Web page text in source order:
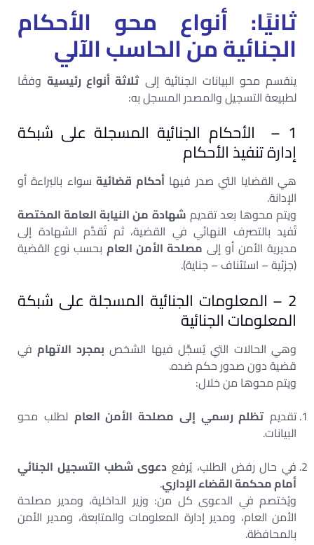
ثانيًا: أنواع محو الأحكام
الجنائية من الحاسب الآلي
ينقسم محو البيانات الجنائية إلى ثلاثة أنواع رئيسيةوفقًا
لطبيعة التسجيل والمصدر المسجل به:
1 – الأحكام الجنائية المسجلة على شبكة
إدارة تنفيذ الأحكام
هي القضايا التي صدر فيهاأحكام قضائيةسواء بالبراءة أو
الإدانة.
ويتم محوها بعد تقديم شهادة من النيابة العامة المختصة
تُفيد بالتصرف النهائي في القضية، ثم تُقدَّم الشهادة إلى
مديرية الأمن أو إلى مصلحة الأمن العام بحسب نوع القضية
(جزئية – استئناف – جناية).
2 – المعلومات الجنائية المسجلة على شبكة
المعلومات الجنائية
وهي الحالات التي يُسجَّل فيها الشخص بمجرد الاتهامفي
قضية دون صدور حكم ضده.
ويتم محوها من خلال:
تقديم تظلم رسمي إلى مصلحة الأمن العام لطلب محو
البيانات.
في حال رفض الطلب، يُرفع دعوى شطب التسجيل الجنائي
أمام محكمة القضاء الإداري.
ويُختصم في الدعوى كل من: وزير الداخلية، ومدير مصلحة
الأمن العام، ومدير إدارة المعلومات والمتابعة، ومدير الأمن
بالمحافظة.